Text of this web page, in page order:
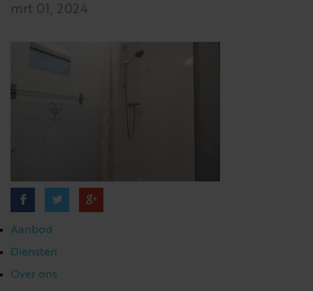
mrt 01, 2024
Aanbod
Diensten
Over ons